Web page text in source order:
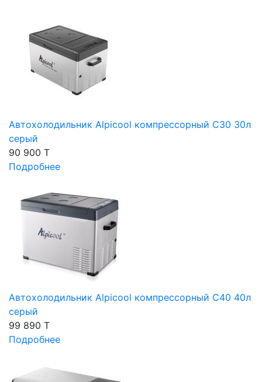
Автохолодильник Alpicool компрессорный C30 30л
серый
90 900 T
Подробнее
Автохолодильник Alpicool компрессорный C40 40л
серый
99 890 T
Подробнее